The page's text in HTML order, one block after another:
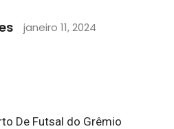
janeiro 11, 2024
De Futsal do Grêmio